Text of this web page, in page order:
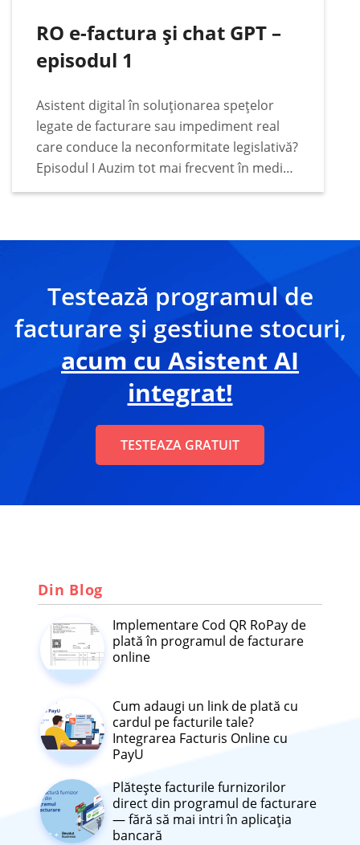
RO e-factura și chat GPT –
episodul 1
Asistent digital în soluționarea spețelor
legate de facturare sau impediment real
care conduce la neconformitate legislativă?
Episodul I Auzim tot mai frecvent în mediul
de afaceri faptul că tot mai mulți deținători
Testează programul de
facturare și gestiune stocuri,
acum cu Asistent AI
integrat!
TESTEAZA GRATUIT
Din Blog
Implementare Cod QR RoPay de
plată în programul de facturare
online
Cum adaugi un link de plată cu
cardul pe facturile tale?
Integrarea Facturis Online cu
PayU
Plătește facturile furnizorilor
direct din programul de facturare
— fără să mai intri în aplicația
bancară